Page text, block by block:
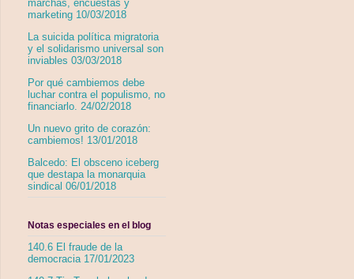
marchas, encuestas y
marketing 10/03/2018
La suicida política migratoria
y el solidarismo universal son
inviables 03/03/2018
Por qué cambiemos debe
luchar contra el populismo, no
financiarlo. 24/02/2018
Un nuevo grito de corazón:
cambiemos! 13/01/2018
Balcedo: El obsceno iceberg
que destapa la monarquia
sindical 06/01/2018
Notas especiales en el blog
140.6 El fraude de la
democracia 17/01/2023